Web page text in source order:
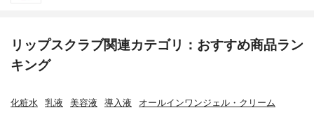
リップスクラブ関連カテゴリ：おすすめ商品ラン
キング
化粧水 乳液 美容液 導入液 オールインワンジェル・クリーム